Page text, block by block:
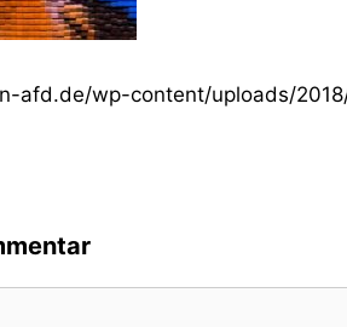
afd.de/wp-content/uploads/